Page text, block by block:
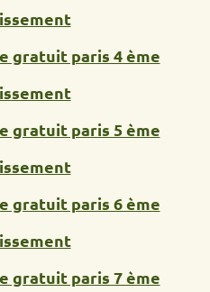
gratuit paris 4 ème
gratuit paris 5 ème
gratuit paris 6 ème
gratuit paris 7 ème